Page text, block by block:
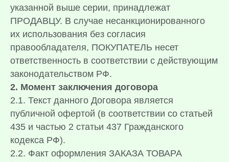
указанной выше серии, принадлежат
ПРОДАВЦУ. В случае несанкционированного
их использования без согласия
правообладателя, ПОКУПАТЕЛЬ несет
ответственность в соответствии с действующим
законодательством РФ.
2. Момент заключения договора
2.1. Текст данного Договора является
публичной офертой (в соответствии со статьей
435 и частью 2 статьи 437 Гражданского
кодекса РФ).
2.2. Факт оформления ЗАКАЗА ТОВАРА